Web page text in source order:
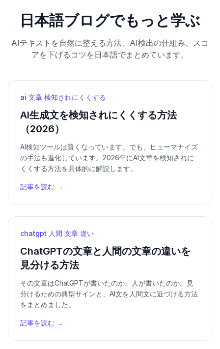
日本語ブログでもっと学ぶ
AIテキストを自然に整える方法、AI検出の仕組み、スコ
アを下げるコツを日本語でまとめています。
ai 文章 検知されにくくする
AI生成文を検知されにくくする方法
（2026）
AI検知ツールは賢くなっています。でも、ヒューマナイズ
の手法も進化しています。2026年にAI文章を検知されに
くくする方法を具体的に解説します。
記事を読む →
chatgpt 人間 文章 違い
ChatGPTの文章と人間の文章の違いを
見分ける方法
その文章はChatGPTが書いたのか、人が書いたのか。見
分けるための典型サインと、AI文を人間文に近づける方法
をまとめました。
記事を読む →